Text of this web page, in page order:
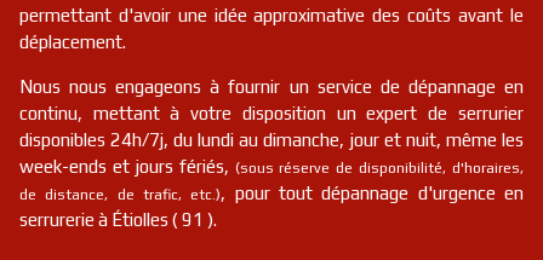
permettant d'avoir une idée approximative des coûts avant le
déplacement.
Nous nous engageons à fournir un service de dépannage en
continu, mettant à votre disposition un expert de serrurier
disponibles 24h/7j, du lundi au dimanche, jour et nuit, même les
week-ends et jours fériés, (sous réserve de disponibilité, d'horaires,
de distance, de trafic, etc.), pour tout dépannage d'urgence en
serrurerie à Étiolles ( 91 ).